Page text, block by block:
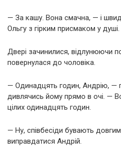
— За кашу. Вона смачна, — і
Ольгу з гірким присмаком у душі.
Двері зачинилися, відлунюючи
повернулася до чоловіка.
— Одинадцять годин, Андрію, —
дивлячись йому прямо в очі. —
цілих одинадцять годин.
— Ну, співбесіди бувають
виправдатися Андрій.